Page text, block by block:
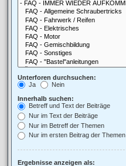
Unterforen durchsuchen:
Ja
Nein
Innerhalb suchen:
Betreff und Text der Beiträge
Nur im Text der Beiträge
Nur im Betreff der Themen
Nur im ersten Beitrag der Themen
Ergebnisse anzeigen als: